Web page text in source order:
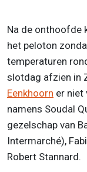
Na de onthoofde
het peloton
temperaturen
slotdag afzien in
Eenkhoorn er niet
namens Soudal
gezelschap van
Intermarché),
Robert Stannard.